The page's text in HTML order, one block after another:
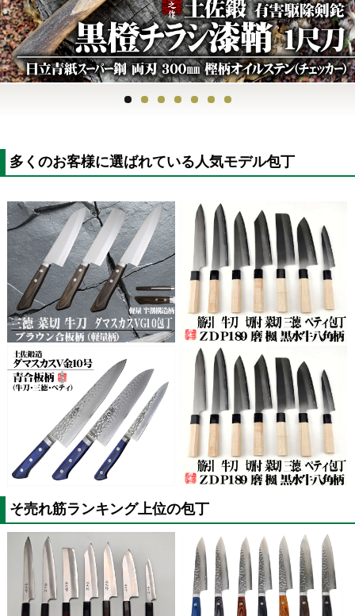
多くのお客様に選ばれている人気モデル包丁
そ売れ筋ランキング上位の包丁